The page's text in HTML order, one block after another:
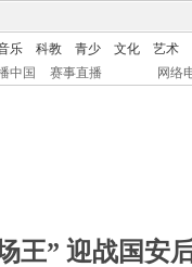
乐 科教 青少 文化
艺术
中国 赛事直播 网络
王” 迎战国安